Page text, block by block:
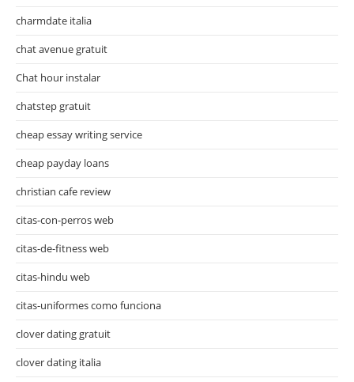
charmdate italia
chat avenue gratuit
Chat hour instalar
chatstep gratuit
cheap essay writing service
cheap payday loans
christian cafe review
citas-con-perros web
citas-de-fitness web
citas-hindu web
citas-uniformes como funciona
clover dating gratuit
clover dating italia